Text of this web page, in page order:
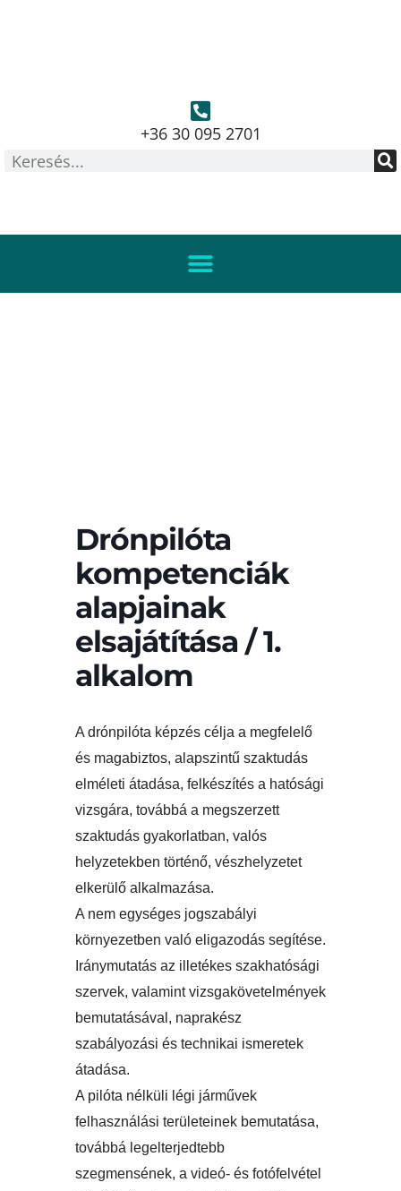
+36 30 095 2701
Drónpilóta
kompetenciák
alapjainak
elsajátítása / 1.
alkalom
A drónpilóta képzés célja a megfelelő
és magabiztos, alapszintű szaktudás
elméleti átadása, felkészítés a hatósági
vizsgára, továbbá a megszerzett
szaktudás gyakorlatban, valós
helyzetekben történő, vészhelyzetet
elkerülő alkalmazása.
A nem egységes jogszabályi
környezetben való eligazodás segítése.
Iránymutatás az illetékes szakhatósági
szervek, valamint vizsgakövetelmények
bemutatásával, naprakész
szabályozási és technikai ismeretek
átadása.
A pilóta nélküli légi járművek
felhasználási területeinek bemutatása,
továbbá legelterjedtebb
szegmensének, a videó- és fotófelvétel